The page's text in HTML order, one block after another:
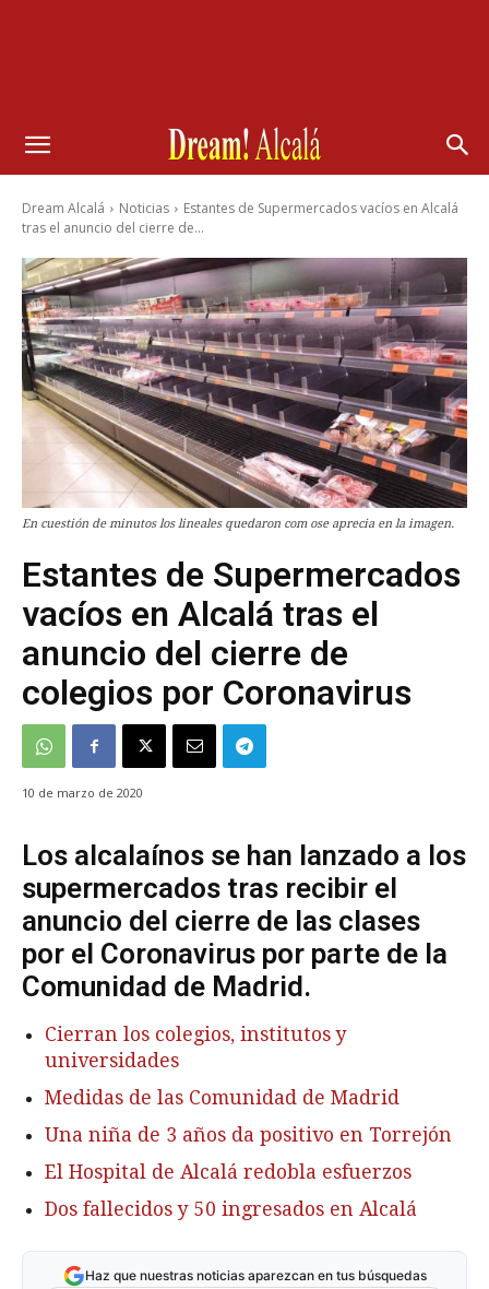
Dream Alcalá Noticias
Estantes de Supermercados vacíos en Alcalá
tras el anuncio del cierre de...
En cuestión de minutos los lineales quedaron com ose aprecia en la imagen.
Estantes de Supermercados
vacíos en Alcalá tras el
anuncio del cierre de
colegios por Coronavirus
10 de marzo de 2020
Los alcalaínos se han lanzado a los
supermercados tras recibir el
anuncio del cierre de las clases
por el Coronavirus por parte de la
Comunidad de Madrid.
Cierran los colegios, institutos y
universidades
Medidas de las Comunidad de Madrid
Una niña de 3 años da positivo en Torrejón
El Hospital de Alcalá redobla esfuerzos
Dos fallecidos y 50 ingresados en Alcalá
Haz que nuestras noticias aparezcan en tus búsquedas